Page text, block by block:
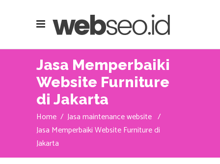
Jasa Memperbaiki
Website Furniture
di Jakarta
Home / Jasa maintenance website /
Jasa Memperbaiki Website Furniture di
Jakarta